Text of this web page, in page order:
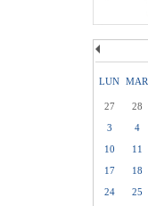
LUN MAR
27 28
3
4
10
11
17
18
24
25